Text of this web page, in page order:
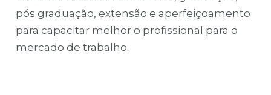
pós graduação, extensão e aperfeiçoamento
para capacitar melhor o profissional para o
mercado de trabalho.